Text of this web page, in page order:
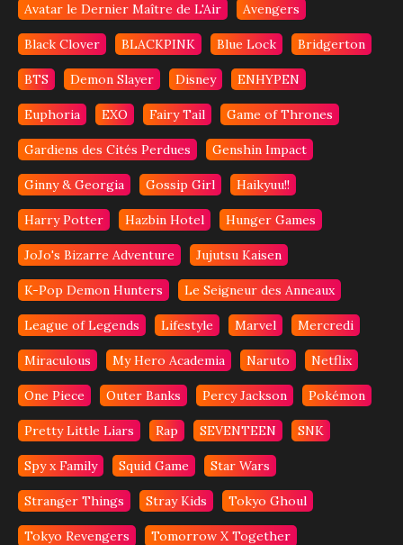
Avatar le Dernier Maître de L'Air Avengers
Black Clover BLACKPINK Blue Lock Bridgerton
BTS Demon Slayer Disney ENHYPEN
Euphoria EXO Fairy Tail Game of Thrones
Gardiens des Cités Perdues Genshin Impact
Ginny & Georgia Gossip Girl Haikyuu!!
Harry Potter Hazbin Hotel Hunger Games
JoJo's Bizarre Adventure Jujutsu Kaisen
K-Pop Demon Hunters Le Seigneur des Anneaux
League of Legends Lifestyle Marvel Mercredi
Miraculous My Hero Academia Naruto Netflix
One Piece Outer Banks Percy Jackson Pokémon
Pretty Little Liars Rap SEVENTEEN SNK
Spy x Family Squid Game Star Wars
Stranger Things Stray Kids Tokyo Ghoul
Tokyo Revengers Tomorrow X Together